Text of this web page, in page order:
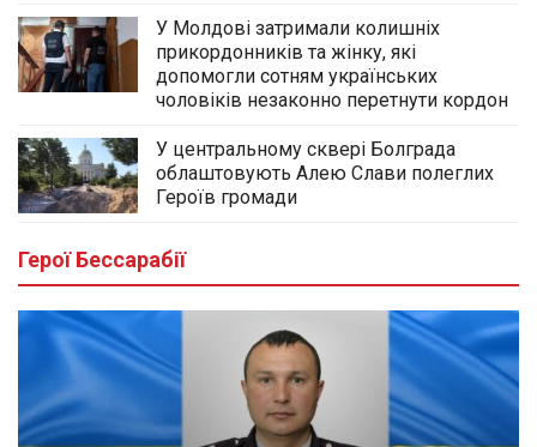
У Молдові затримали колишніх
прикордонників та жінку, які
допомогли сотням українських
чоловіків незаконно перетнути кордон
У центральному сквері Болграда
облаштовують Алею Слави полеглих
Героїв громади
Герої Бессарабії